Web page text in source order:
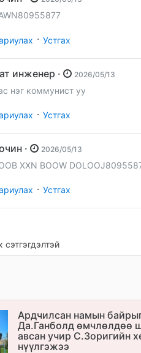
· Устгах
Бат инженер · 2026/05/13
нэг коммунист уу
· Устгах
Зочин · 2026/05/13
XXN BOOW
· Устгах
Ардчилсан намын
Да.Ганболд өмчлөлдөө
авсан учир С.Зоригийн
нүүлгэжээ